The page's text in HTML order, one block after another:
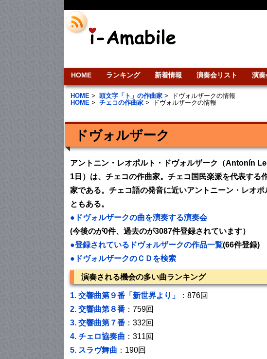
HOME ランキング 新着情報 演奏会リスト 演奏
HOME > 頭文字「ト」の作曲家 >
ドヴォルザークの情報
HOME > チェコの作曲家 > ドヴォルザークの情報
ドヴォルザーク
アントニン・レオポルト・ドヴォルザーク（Antonín
1日）は、チェコの作曲家。チェコ国民楽派を代表する
家である。チェコ語の発音に近いアントニーン・レオ
ともある。
●ドヴォルザークの曲を演奏する演奏会
(今後のが0件、過去のが3087件登録されています）
●登録されているドヴォルザークの作品一覧(66件登録)
●ドヴォルザークのＣＤを検索
演奏される機会の多い曲ランキング
1. 交響曲第９番「新世界より」
：876回
2. 交響曲第８番 ：759回
3. 交響曲第７番 ：332回
4. チェロ協奏曲 ：311回
5. スラヴ舞曲 ：190回